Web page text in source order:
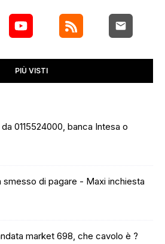
PIÙ VISTI
0115524000, banca Intesa o
smesso di pagare - Maxi inchiesta
market 698, che cavolo è ?